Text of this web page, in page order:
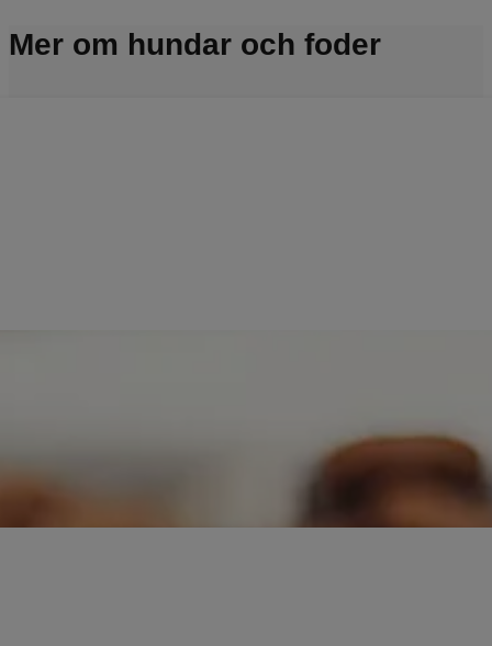
Mer om hundar och foder